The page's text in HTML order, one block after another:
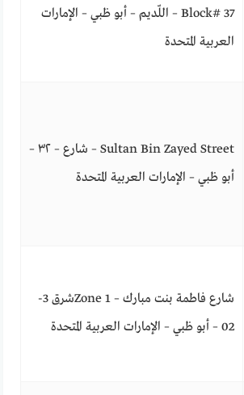
Block# 37 – اللّديم – أبو ظبي – الإمارات
العربية المتحدة
Sultan Bin Zayed Street – شارع – ٣٢ –
أبو ظبي – الإمارات العربية المتحدة
شارع فاطمة بنت مبارك – Zone 1شرق 3-
02 – أبو ظبي – الإمارات العربية المتحدة